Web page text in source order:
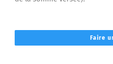
Faire